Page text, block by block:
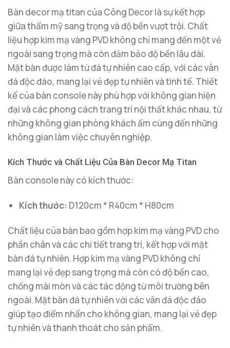
Bàn decor mạ titan của Công Decor là sự kết hợp
giữa thẩm mỹ sang trọng và độ bền vượt trội. Chất
liệu hợp kim mạ vàng PVD không chỉ mang đến một vẻ
ngoài sang trọng mà còn đảm bảo độ bền lâu dài.
Mặt bàn được làm từ đá tự nhiên cao cấp, với các vân
đá độc đáo, mang lại vẻ đẹp tự nhiên và tinh tế. Thiết
kế của bàn console này phù hợp với không gian hiện
đại và các phong cách trang trí nội thất khác nhau, từ
những không gian phòng khách ấm cúng đến những
không gian làm việc chuyên nghiệp.
Kích Thước và Chất Liệu Của Bàn Decor Mạ Titan
Bàn console này có kích thước:
Kích thước: D120cm * R40cm * H80cm
Chất liệu của bàn bao gồm hợp kim mạ vàng PVD cho
phần chân và các chi tiết trang trí, kết hợp với mặt
bàn đá tự nhiên. Hợp kim mạ vàng PVD không chỉ
mang lại vẻ đẹp sang trọng mà còn có độ bền cao,
chống mài mòn và các tác động từ môi trường bên
ngoài. Mặt bàn đá tự nhiên với các vân đá độc đáo
giúp tạo điểm nhấn cho không gian, mang lại vẻ đẹp
tự nhiên và thanh thoát cho sản phẩm.